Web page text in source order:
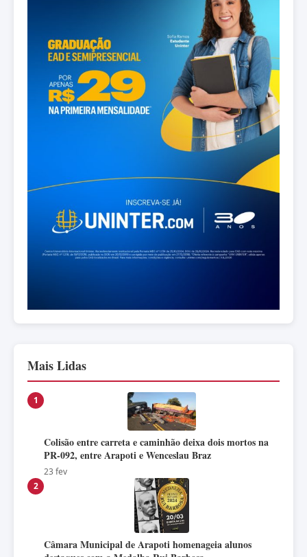
Mais Lidas
1
Colisão entre carreta e caminhão deixa dois mortos na
PR-092, entre Arapoti e Wenceslau Braz
23 fev
2
Câmara Municipal de Arapoti homenageia alunos